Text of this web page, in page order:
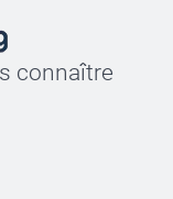
connaître